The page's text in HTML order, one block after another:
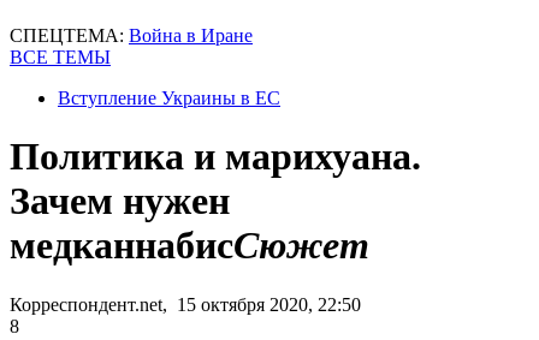
СПЕЦТЕМА: Война в Иране
ВСЕ ТЕМЫ
Вступление Украины в ЕС
Политика и марихуана.
Зачем нужен
медканнабисСюжет
Корреспондент.net, 15 октября 2020, 22:50
8